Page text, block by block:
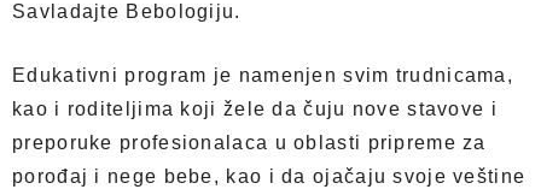
Savladajte Bebologiju.
Edukativni program je namenjen svim trudnicama,
kao i roditeljima koji žele da čuju nove stavove i
preporuke profesionalaca u oblasti pripreme za
porođaj i nege bebe, kao i da ojačaju svoje veštine